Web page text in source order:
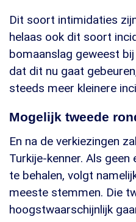
Dit soort intimidaties
helaas ook dit soort
bomaanslag geweest
dat dit nu gaat
steeds meer kleinere
Mogelijk tweede
En na de verkiezingen
Turkije-kenner. Als
te behalen, volgt
meeste stemmen. Die
hoogstwaarschijnlijk